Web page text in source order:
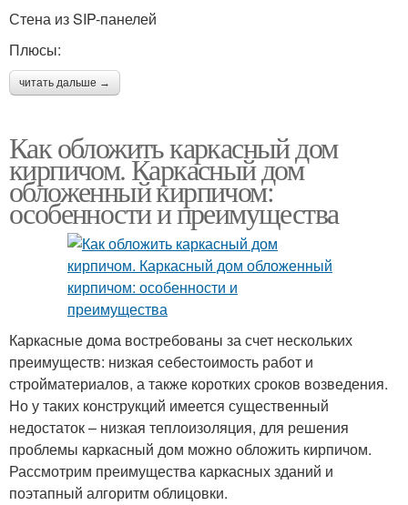
Стена из SIP-панелей
Плюсы:
читать дальше →
Как обложить каркасный дом
кирпичом. Каркасный дом
обложенный кирпичом:
особенности и преимущества
Каркасные дома востребованы за счет нескольких
преимуществ: низкая себестоимость работ и
стройматериалов, а также коротких сроков возведения.
Но у таких конструкций имеется существенный
недостаток – низкая теплоизоляция, для решения
проблемы каркасный дом можно обложить кирпичом.
Рассмотрим преимущества каркасных зданий и
поэтапный алгоритм облицовки.